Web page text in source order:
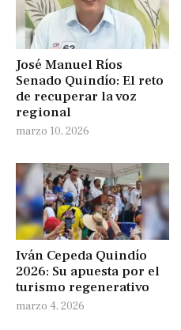
José Manuel Ríos
Senado Quindío: El reto
de recuperar la voz
regional
marzo 10, 2026
Iván Cepeda Quindío
2026: Su apuesta por el
turismo regenerativo
marzo 4, 2026